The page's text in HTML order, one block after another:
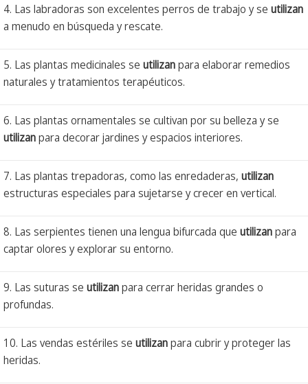
4. Las labradoras son excelentes perros de trabajo y se utilizan
a menudo en búsqueda y rescate.
5. Las plantas medicinales se utilizanpara elaborar remedios
naturales y tratamientos terapéuticos.
6. Las plantas ornamentales se cultivan por su belleza y se
utilizanpara decorar jardines y espacios interiores.
7. Las plantas trepadoras, como las enredaderas, utilizan
estructuras especiales para sujetarse y crecer en vertical.
8. Las serpientes tienen una lengua bifurcada que utilizanpara
captar olores y explorar su entorno.
9. Las suturas se utilizanpara cerrar heridas grandes o
profundas.
10. Las vendas estériles se utilizanpara cubrir y proteger las
heridas.